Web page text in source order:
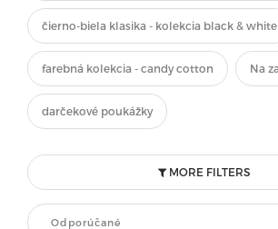
čierno-biela klasika - kolekcia black & white
farebná kolekcia - candy cotton Na
darčekové poukážky
MORE FILTERS
Odporúčané